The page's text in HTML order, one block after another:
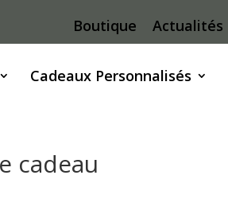
Boutique Actualités
Cadeaux Personnalisés
cadeau